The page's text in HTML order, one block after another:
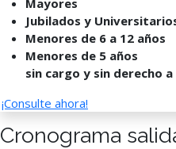
Mayores
Jubilados y
Menores de 6 a 12 años
Menores de 5 años
sin cargo y sin derecho
¡Consulte ahora!
Cronograma